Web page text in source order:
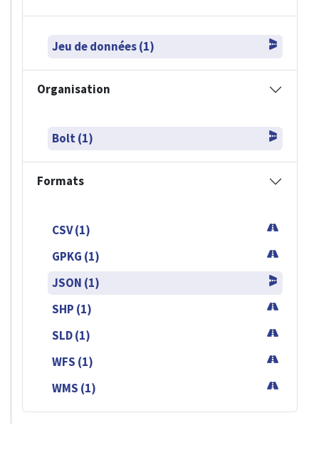
Jeu de données (1)
Organisation
Bolt (1)
Formats
CSV (1)
GPKG (1)
JSON (1)
SHP (1)
SLD (1)
WFS (1)
WMS (1)